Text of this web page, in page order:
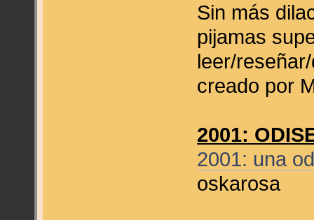
Sin más
pijamas
leer/
creado por
2001:
2001: una
oskarosa